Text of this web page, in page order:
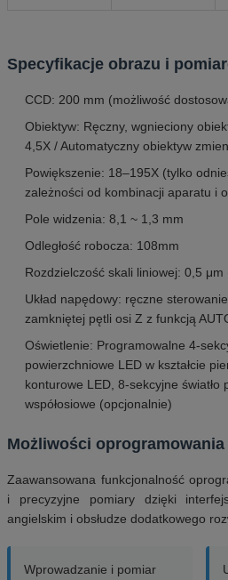
Specyfikacje obrazu i
CCD: 200 mm (możliwość
Obiektyw: Ręczny, wgnieciony
4,5X / Automatyczny obiektyw
Powiększenie: 18–195X (tylko
zależności od kombinacji aparatu i
Pole widzenia: 8,1 ~ 1,3 mm
Odległość robocza: 108mm
Rozdzielczość skali liniowej: 0,5
Układ napędowy: ręczne
zamkniętej pętli osi Z z funkcją
Oświetlenie: Programowalne 4-
powierzchniowe LED w kształcie
konturowe LED, 8-sekcyjne światło
współosiowe (opcjonalnie)
Możliwości oprogramowania
Zaawansowana funkcjonalność
i precyzyjne pomiary dzięki
angielskim i obsłudze dodatkowego
Wprowadzanie i pomiar